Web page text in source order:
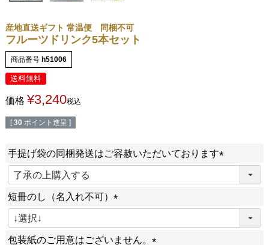
産地直送ギフト 常温便 同梱不可
フルーツドリンク5本セット
商品番号 h51006
送料無料
価格 ¥3,240税込
[ 30 ポイント進呈 ]
手提げ袋の同梱発送はご容赦いただいております
必
短冊のし（名入れ不可）
必
包装紙のご用意はございません。